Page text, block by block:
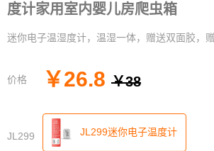
度计家用室内婴儿房爬虫箱
迷你电子温湿度计，温湿一体，赠送双面胶，
价格 ￥26.8 ￥38
JL299 JL299迷你电子温度计